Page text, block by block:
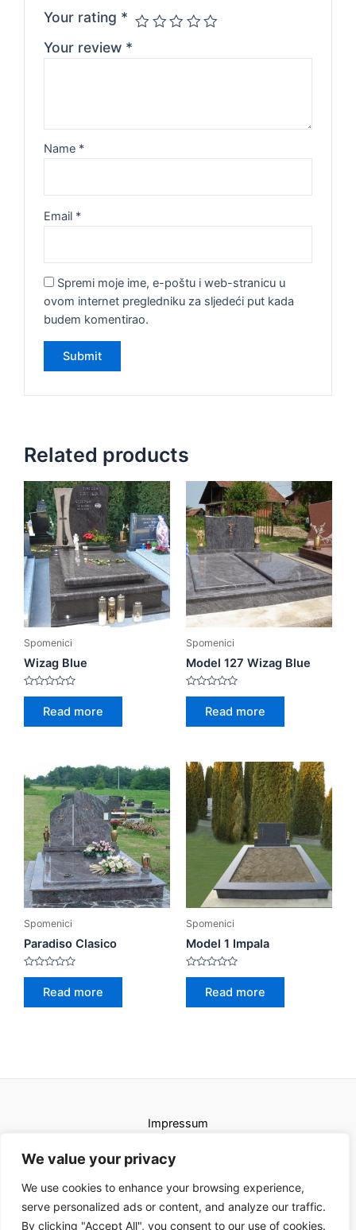
We value your privacy
We use cookies to enhance your browsing experience,
serve personalized ads or content, and analyze our traffic.
By clicking "Accept All", you consent to our use of cookies.
Your rating *
Your review *
Name *
Email *
Spremi moje ime, e-poštu i web-stranicu u
ovom internet pregledniku za sljedeći put kada
budem komentirao.
Related products
Spomenici
Wizag Blue
Rated
Read more
Spomenici
Model 127 Wizag Blue
Rated
Read more
Spomenici
Paradiso Clasico
Rated
Read more
Spomenici
Model 1 Impala
Rated
Read more
Impressum